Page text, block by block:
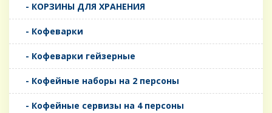
- КОРЗИНЫ ДЛЯ ХРАНЕНИЯ
- Кофеварки
- Кофеварки гейзерные
- Кофейные наборы на 2 персоны
- Кофейные сервизы на 4 персоны